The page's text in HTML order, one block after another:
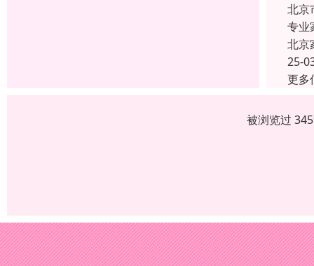
北京
专业
北京
25-
更多
被浏览过